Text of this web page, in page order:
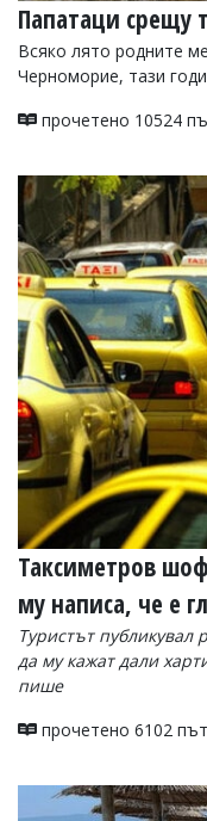
Папатаци срещу
Всяко лято родните
Черноморие, тази
прочетено 10524
Таксиметров
му написа, че е
Туристът публикувал
да му кажат дали
пише
прочетено 6102